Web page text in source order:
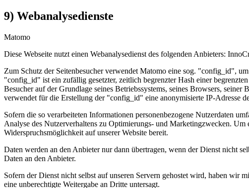
9) Webanalysedienste
Matomo
Diese Webseite nutzt einen Webanalysedienst des folgenden Anbieters:
Zum Schutz der Seitenbesucher verwendet Matomo eine sog. "config_id",
"config_id" ist ein zufällig gesetzter, zeitlich begrenzter Hash einer
Besucher auf der Grundlage seines Betriebssystems, seines Browsers,
verwendet für die Erstellung der "config_id" eine anonymisierte IP-Adresse
Sofern die so verarbeiteten Informationen personenbezogene Nutzerdaten
Analyse des Nutzerverhaltens zu Optimierungs- und Marketingzwecken.
Widerspruchsmöglichkeit auf unserer Website bereit.
Daten werden an den Anbieter nur dann übertragen, wenn der Dienst nicht
Daten an den Anbieter.
Sofern der Dienst nicht selbst auf unseren Servern gehostet wird, haben wir
eine unberechtigte Weitergabe an Dritte untersagt.